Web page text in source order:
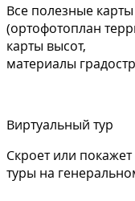
Все полезные
(ортофотоплан
карты высот,
материалы
Виртуальный тур
Скроет или
туры на